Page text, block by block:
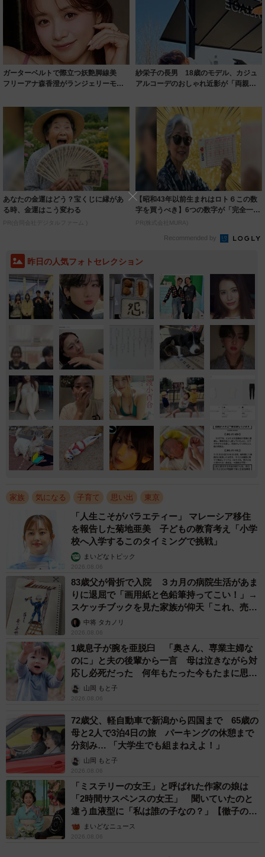
ガーターベルトで際立つ妖艶脚線美
フリーアナ森香澄がランジェリーモデ
紗栄子の長男 18歳のモデル、カジュ
アルコーデのおしゃれ近影が「両親の
あなたの金運はどう？宝くじに縁があ
る時、金運はこう変わる
PR(合同会社デジタルファーム )
【昭和43年以前生まれはロト６この数
字を買うべき】6つの数字が「完全一
致」する方...
PR(株式会社MURA)
Recommended by
昨日の人気フォトセレクション
家族 気になる 子育て 思い出 東京
「人生こそがバラエティー」 マレーシア移住
を報告した菊地亜美 子どもの教育考え「小学
校へ入学するこのタイミングで挑戦」
まいどなトピック
2026.08.06
83歳父が骨折で入院 ３カ月の病院生活があま
りに退屈で「画用紙と色鉛筆持ってこい！」→
スケッチブックを見た家族が仰天「これ、売れ
ますよ…」
中将 タカノリ
2026.08.06
1歳息子が腕を亜脱臼 「奥さん、専業主婦な
のに」と夫の後輩から一言 母は泣きながら対
応し必死だった 何年もたった今もたまに思い
出し…山岡 もと子
2026.08.06
72歳父、軽自動車で新潟から四国まで 65歳の
母と2人で3泊4日の旅 パーキングの休憩まで
分刻み… 「大学生でも組まねえよ！」
山岡 もと子
2026.08.06
「ミステリーの女王」と呼ばれた作家の娘は
「2時間サスペンスの女王」 聞いていたのと
違う血液型に「私は誰の子なの？」【徹子の部
屋】まいどなニュース
2026.08.06